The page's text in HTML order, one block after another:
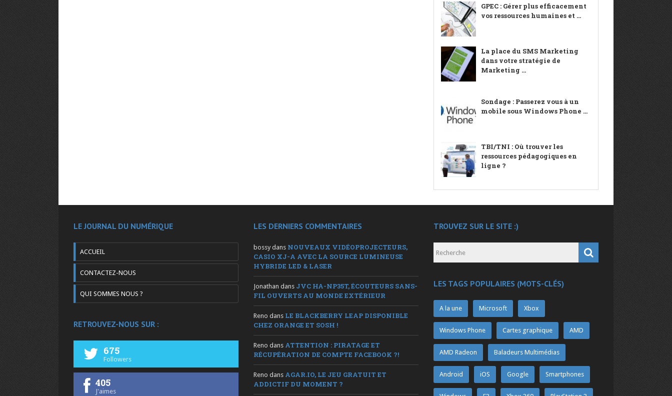
GPEC : Gérer plus efficacement
vos ressources humaines et ...
La place du SMS Marketing
dans votre stratégie de
Marketing ...
Sondage : Passerez vous à un
mobile sous Windows Phone ...
TBI/TNI : Où trouver les
ressources pédagogiques en
ligne ?
LE JOURNAL DU NUMÉRIQUE
ACCUEIL
CONTACTEZ-NOUS
QUI SOMMES NOUS ?
RETROUVEZ-NOUS SUR :
675
Followers
405
J'aimes
LES DERNIERS COMMENTAIRES
bossy dans NOUVEAUX VIDÉOPROJECTEURS,
CASIO XJ-A AVEC LA SOURCE LUMINEUSE
HYBRIDE LED & LASER
Jonathan dans JVC HA-NP35T, ÉCOUTEURS SANS-
FIL OUVERTS AU MONDE EXTÉRIEUR
Reno dans LE BLACKBERRY LEAP DISPONIBLE
CHEZ ORANGE ET SOSH !
Reno dans ATTENTION : PIRATAGE ET
RÉCUPÉRATION DE COMPTE FACEBOOK ?!
Reno dans AGAR.IO, LE JEU GRATUIT ET
ADDICTIF DU MOMENT ?
TROUVEZ SUR LE SITE :)
LES TAGS POPULAIRES (MOTS-CLÉS)
A la une Microsoft Xbox
Windows Phone Cartes graphique AMD
AMD Radeon Baladeurs Multimédias
Android iOS Google Smartphones